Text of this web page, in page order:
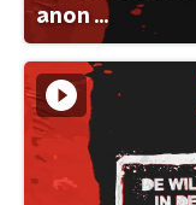
anon ...